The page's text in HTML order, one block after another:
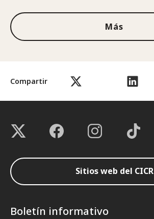
Compartir
Más
Sitios web del CICR
Boletín informativo